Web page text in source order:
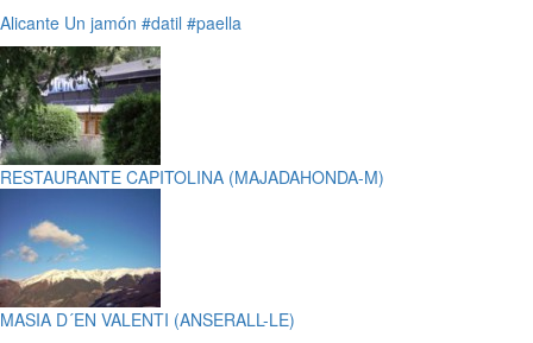
Alicante Un jamón #datil #paella
RESTAURANTE CAPITOLINA (MAJADAHONDA-M)
MASIA D´EN VALENTI (ANSERALL-LE)